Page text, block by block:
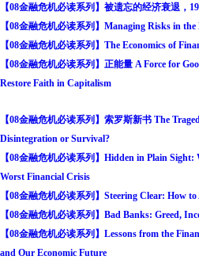
【08金融危机必读系列】被遗忘的经济衰退，
【08金融危机必读系列】Managing Risks in
【08金融危机必读系列】The Economics of
【08金融危机必读系列】正能量 A Force for
Restore Faith in Capitalism
【08金融危机必读系列】索罗斯新书 The
Disintegration or Survival?
【08金融危机必读系列】Hidden in Plain Sight:
Worst Financial Crisis
【08金融危机必读系列】Steering Clear: How
【08金融危机必读系列】Bad Banks: Greed,
【08金融危机必读系列】Lessons from the
and Our Economic Future